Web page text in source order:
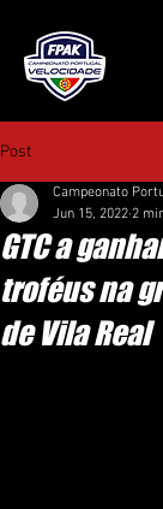
Post
GTC a
troféus na
de Vila Real
Campeonato
Jun 15, 2022 2